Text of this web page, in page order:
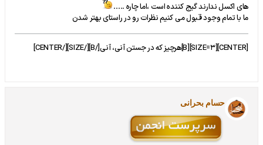
های اکسل ندارند گیج کننده است ،اما چاره .....
ما با تمام وجود قبول می کنیم نظرات رو در راستای بهتر شدن
[CENTER][SIZE=3][B]هرچیز که در جستن آنی، آنی[/B][/SIZE][/CENTER]
حسام بحرانی